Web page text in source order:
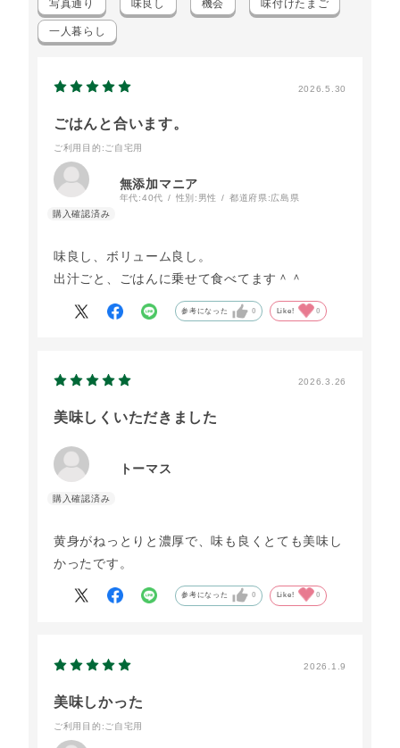
写真通り 味良し 機会 味付けたまご
一人暮らし
2026.5.30
ごはんと合います。
ご利用目的 :ご自宅用
無添加マニア
年代:40代 性別: 男性 都道府県:広島県
味良し、ボリューム良し。
出汁ごと、ごはんに乗せて食べてます＾＾
参考になった 0 Like! 0
2026.3.26
美味しくいただきました
トーマス
黄身がねっとりと濃厚で、味も良くとても美味し
かったです。
参考になった 0 Like! 0
2026.1.9
美味しかった
ご利用目的 :ご自宅用